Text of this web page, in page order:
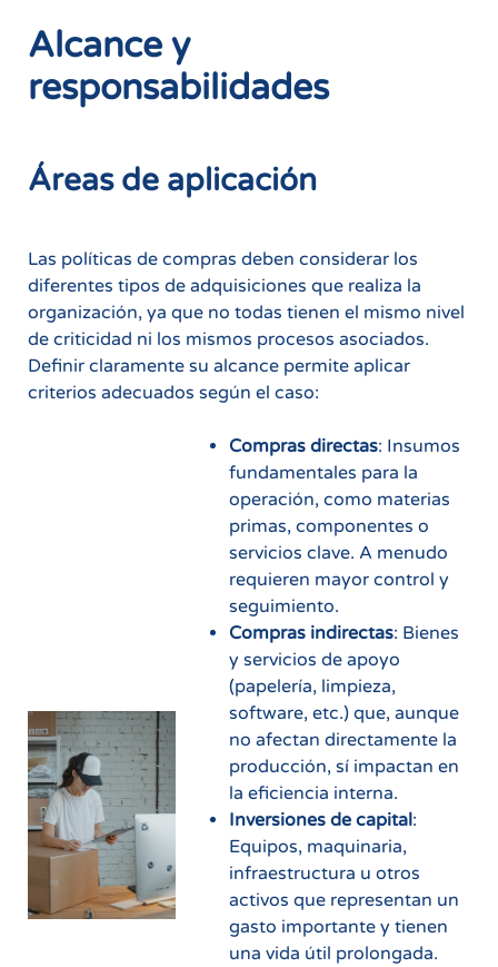
Alcance y
responsabilidades
Áreas de aplicación
Las políticas de compras deben considerar los
diferentes tipos de adquisiciones que realiza la
organización, ya que no todas tienen el mismo nivel
de criticidad ni los mismos procesos asociados.
Definir claramente su alcance permite aplicar
criterios adecuados según el caso:
Compras directas: Insumos
fundamentales para la
operación, como materias
primas, componentes o
servicios clave. A menudo
requieren mayor control y
seguimiento.
Compras indirectas: Bienes
y servicios de apoyo
(papelería, limpieza,
software, etc.) que, aunque
no afectan directamente la
producción, sí impactan en
la eficiencia interna.
Inversiones de capital:
Equipos, maquinaria,
infraestructura u otros
activos que representan un
gasto importante y tienen
una vida útil prolongada.